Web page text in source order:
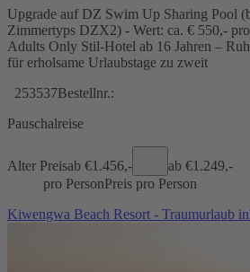
Upgrade auf DZ Swim Up Sharing Pool
Zimmertyps DZX2) - Wert: ca. € 550,-
Adults Only Stil-Hotel ab 16 Jahren –
für erholsame Urlaubstage zu zweit
253537Bestellnr.:
Pauschalreise
Alter Preisab €1.456,- ab €1.249,-
pro PersonPreis pro Person
Kiwengwa Beach Resort - Traumurlaub